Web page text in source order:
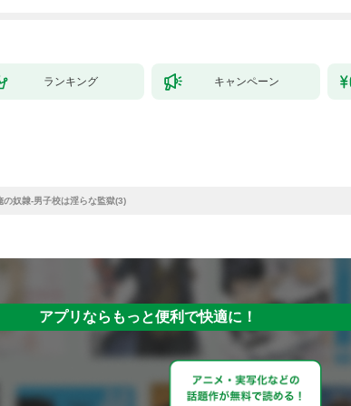
ランキング キャンペーン
の奴隷-男子校は淫らな監獄(3)
アプリならもっと便利で快適に！